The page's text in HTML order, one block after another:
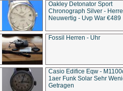
Oakley Detonator Sport
Chronograph Silver -
Neuwertig - Uvp War €489
Fossil Herren - Uhr
Casio Edifice Eqw -
1aer Funk Solar Sehr
Getragen